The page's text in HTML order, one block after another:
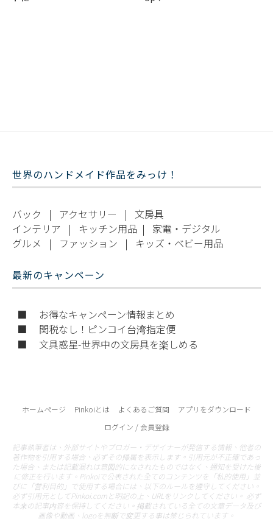
世界のハンドメイド作品をみっけ！
バック | アクセサリー | 文房具
インテリア | キッチン用品 | 家電・デジタル
グルメ | ファッション | キッズ・ベビー用品
最新のキャンペーン
■ お得なキャンペーン情報まとめ
■ 関税なし！ピンコイ台湾指定便
■ 文具惑星-世界中の文房具を楽しめる
ホームページ Pinkoiとは よくあるご質問
アプリをダウンロード
ログイン / 会員登録
記事執筆者は、外部サイトやブロガー・デザイナーが発信する情報、他者の
著作物を引用する場合、必ずその帰属を表示します。引用元が不正確であっ
た場合、または記載漏れは意図的になされたものではなく、通知を受けた後
に修正を行います。Pinkoiで公表された全てのコンテンツを「私的使用」並
びに「営利目的」で使用する場合には、以下のルールを遵守してください。
必ず引用元としてPinkoi.comと明記の上、URLをリンクしてください。 必ず
本来の記事内容を保持してください。掲載されている全ての文章データ及び
画像や動画、logoを無断で変更する事は禁じられています。